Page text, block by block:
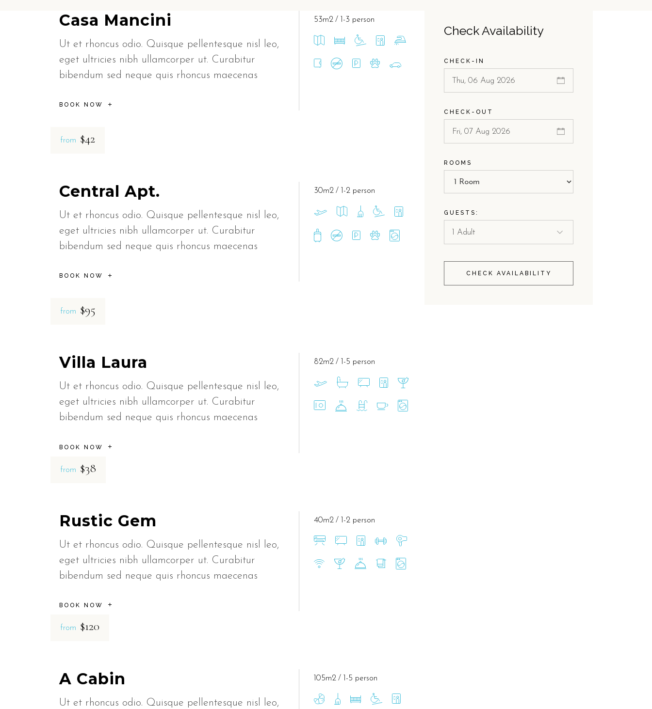
Casa Mancini
Ut et rhoncus odio. Quisque pellentesque nisl leo,
eget ultricies nibh ullamcorper ut. Curabitur
bibendum sed neque quis rhoncus maecenas
BOOK NOW
53m2 1-3 person
from $42
Central Apt.
Ut et rhoncus odio. Quisque pellentesque nisl leo,
eget ultricies nibh ullamcorper ut. Curabitur
bibendum sed neque quis rhoncus maecenas
BOOK NOW
30m2 1-2 person
from $95
Villa Laura
Ut et rhoncus odio. Quisque pellentesque nisl leo,
eget ultricies nibh ullamcorper ut. Curabitur
bibendum sed neque quis rhoncus maecenas
BOOK NOW
82m2 1-5 person
from $38
Rustic Gem
Ut et rhoncus odio. Quisque pellentesque nisl leo,
eget ultricies nibh ullamcorper ut. Curabitur
bibendum sed neque quis rhoncus maecenas
BOOK NOW
40m2 1-2 person
from $120
A Cabin
Ut et rhoncus odio. Quisque pellentesque nisl leo,
105m2 1-5 person
Check Availability
CHECK-IN
CHECK-OUT
ROOMS
GUESTS:
CHECK AVAILABILITY